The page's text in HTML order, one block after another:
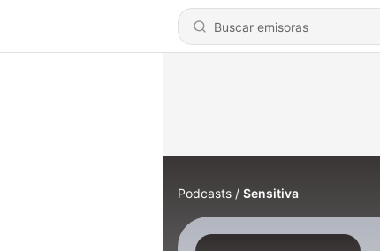
Podcasts Sensitiva